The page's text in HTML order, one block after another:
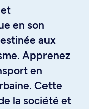
en son
aux
Apprenez
en
Cette
la société et